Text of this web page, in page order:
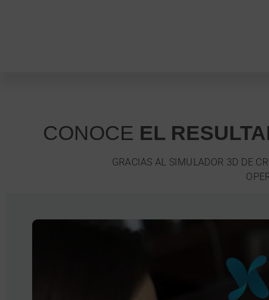
CONOCE EL
GRACIAS AL SIMULADOR 3D DE